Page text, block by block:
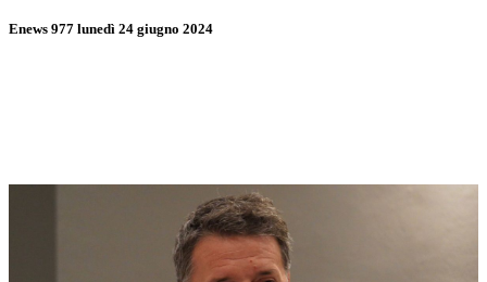
Enews 977 lunedì 24 giugno 2024